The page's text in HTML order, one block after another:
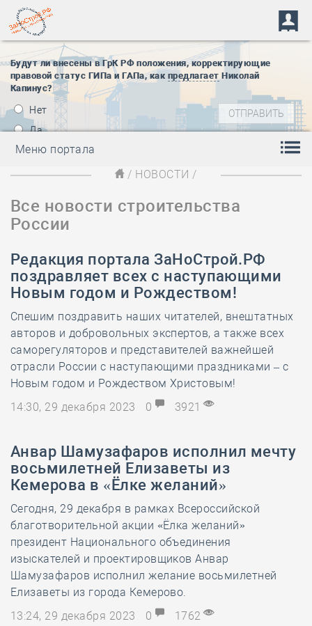
Будут ли внесены в ГрК РФ положения, корректирующие
правовой статус ГИПа и ГАПа, как предлагает Николай
Капинус?
Нет
Да
Меню портала
/ НОВОСТИ /
Все новости строительства
России
Редакция портала ЗаНоСтрой.РФ
поздравляет всех с наступающими
Новым годом и Рождеством!
Спешим поздравить наших читателей, внештатных
авторов и добровольных экспертов, а также всех
саморегуляторов и представителей важнейшей
отрасли России с наступающими праздниками – с
Новым годом и Рождеством Христовым!
14:30, 29 декабря 2023
0 3921
Анвар Шамузафаров исполнил мечту
восьмилетней Елизаветы из
Кемерова в «Ёлке желаний»
Сегодня, 29 декабря в рамках Всероссийской
благотворительной акции «Ёлка желаний»
президент Национального объединения
изыскателей и проектировщиков Анвар
Шамузафаров исполнил желание восьмилетней
Елизаветы из города Кемерово.
13:24, 29 декабря 2023
0 1762